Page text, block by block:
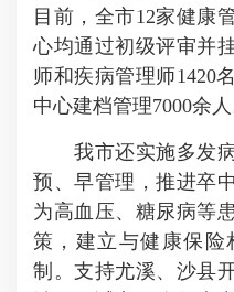
目前，全市12家健康
心均通过初级评审并
师和疾病管理师1420
中心建档管理7000余人
我市还实施多发病
预、早管理，推进卒
为高血压、糖尿病等
策，建立与健康保险
制。支持尤溪、沙县